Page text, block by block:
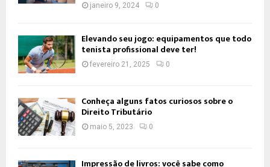
janeiro 9, 2024 0
Elevando seu jogo: equipamentos que todo
tenista profissional deve ter!
fevereiro 21, 2025 0
Conheça alguns fatos curiosos sobre o
Direito Tributário
maio 5, 2023 0
Impressão de livros: você sabe como